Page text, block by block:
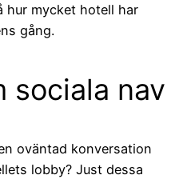
hur mycket hotell har
gång.
sociala nav
oväntad konversation
lobby? Just dessa